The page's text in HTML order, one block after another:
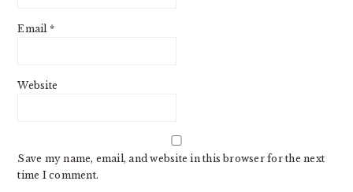
Email *
Website
Save my name, email, and website in this browser for the next
time I comment.